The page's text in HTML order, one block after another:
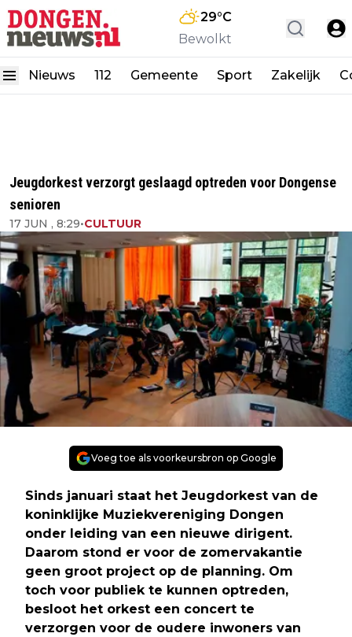
29°C
Bewolkt
Nieuws 112 Gemeente Sport Zakelijk
Jeugdorkest verzorgt geslaagd optreden voor Dongense
senioren
17 JUN , 8:29•CULTUUR
Voeg toe als voorkeursbron op Google
Sinds januari staat het Jeugdorkest van de
koninklijke Muziekvereniging Dongen
onder leiding van een nieuwe dirigent.
Daarom stond er voor de zomervakantie
geen groot project op de planning. Om
toch voor publiek te kunnen optreden,
besloot het orkest een concert te
verzorgen voor de oudere inwoners van